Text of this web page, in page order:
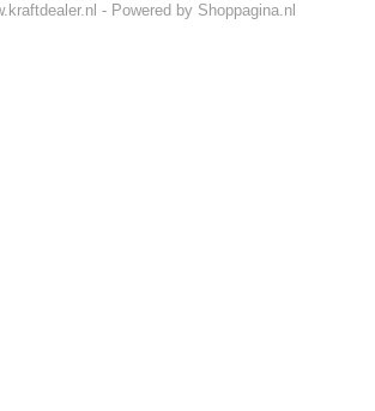
- Powered by Shoppagina.nl